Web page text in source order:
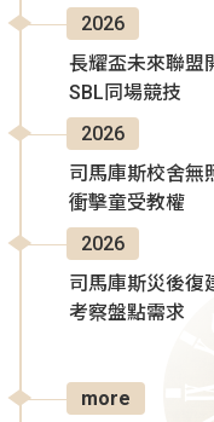
2026
長耀盃未來聯盟
SBL同場競技
2026
司馬庫斯校舍無
衝擊童受教權
2026
司馬庫斯災後復
考察盤點需求
more